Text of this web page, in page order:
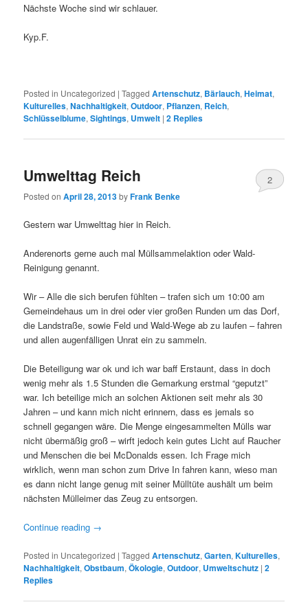
Nächste Woche sind wir schlauer.
Kyp.F.
Posted in Uncategorized |Tagged Artenschutz, Bärlauch,Heimat,
Kulturelles,Nachhaltigkeit,Outdoor, Pflanzen, Reich,
Schlüsselblume,Sightings, Umwelt |2 Replies
Umwelttag Reich
Posted onApril 28, 2013byFrank Benke
2
Gestern war Umwelttag hier in Reich.
Anderenorts gerne auch mal Müllsammelaktion oder Wald-
Reinigung genannt.
Wir – Alle die sich berufen fühlten – trafen sich um 10:00 am
Gemeindehaus um in drei oder vier großen Runden um das Dorf,
die Landstraße, sowie Feld und Wald-Wege ab zu laufen – fahren
und allen augenfälligen Unrat ein zu sammeln.
Die Beteiligung war ok und ich war baff Erstaunt, dass in doch
wenig mehr als 1.5 Stunden die Gemarkung erstmal “geputzt”
war. Ich beteilige mich an solchen Aktionen seit mehr als 30
Jahren – und kann mich nicht erinnern, dass es jemals so
schnell gegangen wäre. Die Menge eingesammelten Mülls war
nicht übermäßig groß – wirft jedoch kein gutes Licht auf Raucher
und Menschen die bei McDonalds essen. Ich Frage mich
wirklich, wenn man schon zum Drive In fahren kann, wieso man
es dann nicht lange genug mit seiner Mülltüte aushält um beim
nächsten Mülleimer das Zeug zu entsorgen.
Continue reading →
Posted in Uncategorized |Tagged Artenschutz,Garten,Kulturelles,
Nachhaltigkeit,Obstbaum,Ökologie,Outdoor, Umweltschutz |2
Replies